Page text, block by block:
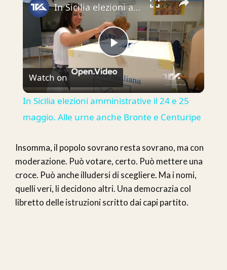
Play
Video
In Sicilia elezioni amministrative il 24 e 25 maggio. Alle urne anche Bronte e Centuripe
Watch on
In Sicilia elezioni amministrative il 24 e 25
maggio. Alle urne anche Bronte e Centuripe
Insomma, il popolo sovrano resta sovrano, ma con
moderazione. Può votare, certo. Può mettere una
croce. Può anche illudersi di scegliere. Ma i nomi,
quelli veri, li decidono altri. Una democrazia col
libretto delle istruzioni scritto dai capi partito.